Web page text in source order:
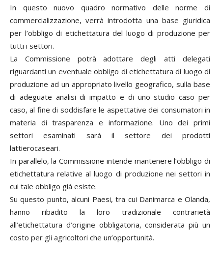
In questo nuovo quadro normativo delle norme di
commercializzazione, verrà introdotta una base giuridica
per l’obbligo di etichettatura del luogo di produzione per
tutti i settori.
La Commissione potrà adottare degli atti delegati
riguardanti un eventuale obbligo di etichettatura di luogo di
produzione ad un appropriato livello geografico, sulla base
di adeguate analisi di impatto e di uno studio caso per
caso, al fine di soddisfare le aspettative dei consumatori in
materia di trasparenza e informazione. Uno dei primi
settori esaminati sarà il settore dei prodotti
lattierocaseari.
In parallelo, la Commissione intende mantenere l’obbligo di
etichettatura relative al luogo di produzione nei settori in
cui tale obbligo già esiste.
Su questo punto, alcuni Paesi, tra cui Danimarca e Olanda,
hanno ribadito la loro tradizionale contrarietà
all’etichettatura d’origine obbligatoria, considerata più un
costo per gli agricoltori che un’opportunità.